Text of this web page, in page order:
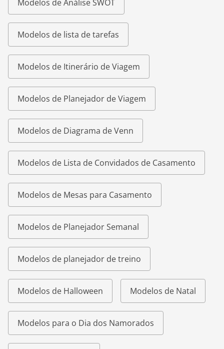
Modelos de Análise SWOT
Modelos de lista de tarefas
Modelos de Itinerário de Viagem
Modelos de Planejador de Viagem
Modelos de Diagrama de Venn
Modelos de Lista de Convidados de Casamento
Modelos de Mesas para Casamento
Modelos de Planejador Semanal
Modelos de planejador de treino
Modelos de Halloween Modelos de Natal
Modelos para o Dia dos Namorados